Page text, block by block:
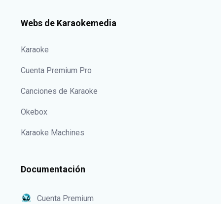
Webs de Karaokemedia
Karaoke
Cuenta Premium Pro
Canciones de Karaoke
Okebox
Karaoke Machines
Documentación
Cuenta Premium